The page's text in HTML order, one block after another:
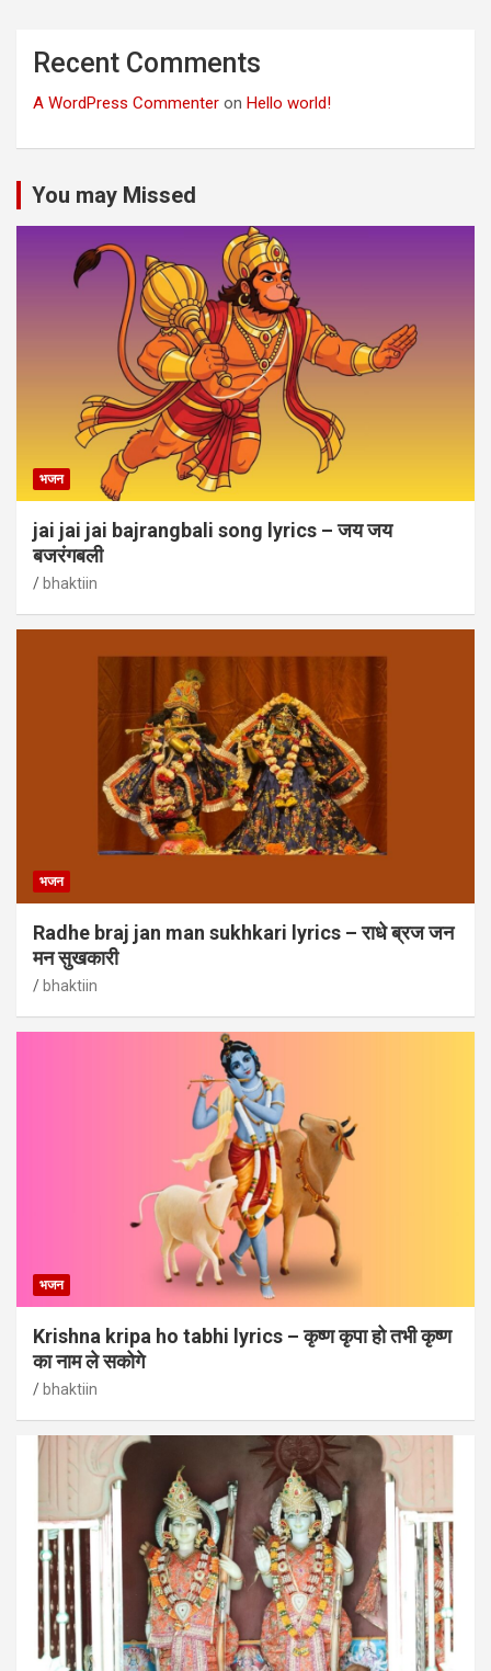
Recent Comments
A WordPress Commenter on Hello world!
You may Missed
भजन
jai jai jai bajrangbali song lyrics – जय जय
बजरंगबली
bhaktiin
भजन
Radhe braj jan man sukhkari lyrics – राधे ब्रज जन
मन सुखकारी
bhaktiin
भजन
Krishna kripa ho tabhi lyrics – कृष्ण कृपा हो तभी कृष्ण
का नाम ले सकोगे
bhaktiin